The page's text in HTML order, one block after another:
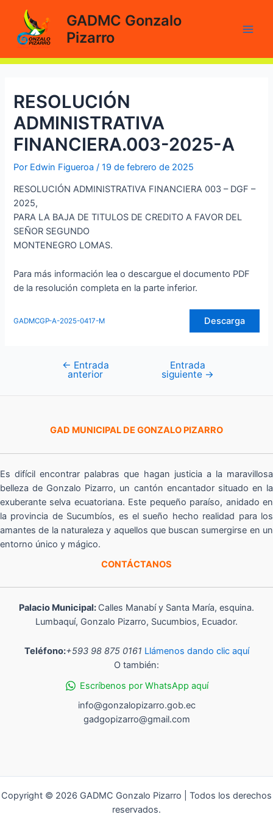
contenido
GADMC Gonzalo
Pizarro
RESOLUCIÓN
ADMINISTRATIVA
FINANCIERA.003-2025-A
Por Edwin Figueroa/19 de febrero de 2025
RESOLUCIÓN ADMINISTRATIVA FINANCIERA 003 – DGF –
2025,
PARA LA BAJA DE TITULOS DE CREDITO A FAVOR DEL
SEÑOR SEGUNDO
MONTENEGRO LOMAS.
Para más información lea o descargue el documento PDF
de la resolución completa en la parte inferior.
GADMCGP-A-2025-0417-M Descarga
Navegación
← Entrada
anterior
Entrada
siguiente →
GAD MUNICIPAL DE GONZALO PIZARRO
Es difícil encontrar palabras que hagan justicia a la maravillosa
belleza de Gonzalo Pizarro, un cantón encantador situado en la
exuberante selva ecuatoriana. Este pequeño paraíso, anidado en
la provincia de Sucumbíos, es el sueño hecho realidad para los
amantes de la naturaleza y aquellos que buscan sumergirse en un
entorno único y mágico.
CONTÁCTANOS
Palacio Municipal: Calles Manabí y Santa María, esquina.
Lumbaquí, Gonzalo Pizarro, Sucumbios, Ecuador.
Teléfono:+593 98 875 0161 Llámenos dando clic aquí
O también:
Escríbenos por WhatsApp aquí
info@gonzalopizarro.gob.ec
gadgopizarro@gmail.com
Copyright © 2026 GADMC Gonzalo Pizarro | Todos los derechos
reservados.